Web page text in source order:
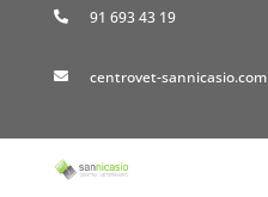
 91 693 43 19
 centrovet-sannicasio.com